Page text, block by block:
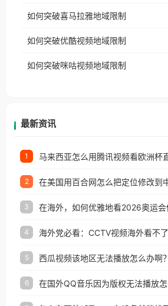
台湾、美国、加拿大、澳大
权限制所困扰。
国、加拿大、澳大利亚、欧
制问题，且仅能在中国大陆地区播放。
户收听网易云音乐地区版权
如何突破喜马拉雅地域限制
如何突破优酷视频地域限制
如何突破咪咕视频地域限制
最新资讯
1
2
3
4
5 西瓜视频该地区无法播放怎么办啊？
6